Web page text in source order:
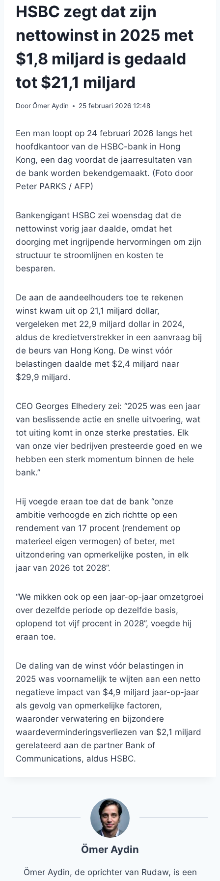
HSBC zegt dat zijn
nettowinst in 2025 met
$1,8 miljard is gedaald
tot $21,1 miljard
DoorÖmer Aydin 25 februari 2026 12:48
Een man loopt op 24 februari 2026 langs het
hoofdkantoor van de HSBC-bank in Hong
Kong, een dag voordat de jaarresultaten van
de bank worden bekendgemaakt. (Foto door
Peter PARKS / AFP)
Bankengigant HSBC zei woensdag dat de
nettowinst vorig jaar daalde, omdat het
doorging met ingrijpende hervormingen om zijn
structuur te stroomlijnen en kosten te
besparen.
De aan de aandeelhouders toe te rekenen
winst kwam uit op 21,1 miljard dollar,
vergeleken met 22,9 miljard dollar in 2024,
aldus de kredietverstrekker in een aanvraag bij
de beurs van Hong Kong. De winst vóór
belastingen daalde met $2,4 miljard naar
$29,9 miljard.
CEO Georges Elhedery zei: “2025 was een jaar
van beslissende actie en snelle uitvoering, wat
tot uiting komt in onze sterke prestaties. Elk
van onze vier bedrijven presteerde goed en we
hebben een sterk momentum binnen de hele
bank.”
Hij voegde eraan toe dat de bank “onze
ambitie verhoogde en zich richtte op een
rendement van 17 procent (rendement op
materieel eigen vermogen) of beter, met
uitzondering van opmerkelijke posten, in elk
jaar van 2026 tot 2028”.
“We mikken ook op een jaar-op-jaar omzetgroei
over dezelfde periode op dezelfde basis,
oplopend tot vijf procent in 2028”, voegde hij
eraan toe.
De daling van de winst vóór belastingen in
2025 was voornamelijk te wijten aan een netto
negatieve impact van $4,9 miljard jaar-op-jaar
als gevolg van opmerkelijke factoren,
waaronder verwatering en bijzondere
waardeverminderingsverliezen van $2,1 miljard
gerelateerd aan de partner Bank of
Communications, aldus HSBC.
Ömer Aydin
Ömer Aydin, de oprichter van Rudaw, is een